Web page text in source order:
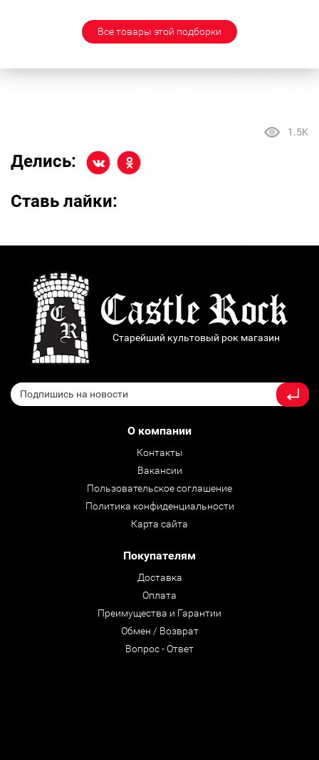
Все товары этой подборки
1.5K
Делись:
Ставь лайки:
Старейший культовый рок магазин
О компании
Контакты
Вакансии
Пользовательское соглашение
Политика конфиденциальности
Карта сайта
Покупателям
Доставка
Оплата
Преимущества и Гарантии
Обмен / Возврат
Вопрос - Ответ